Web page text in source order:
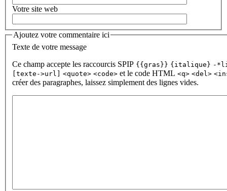
Votre site web
Ajoutez votre commentaire ici
Texte de votre message
Ce champ accepte les raccourcis SPIP {{gras}} {italique} -
[texte->url]
<quote> <code> et le code HTML <q> <del>
créer des paragraphes, laissez simplement des lignes vides.